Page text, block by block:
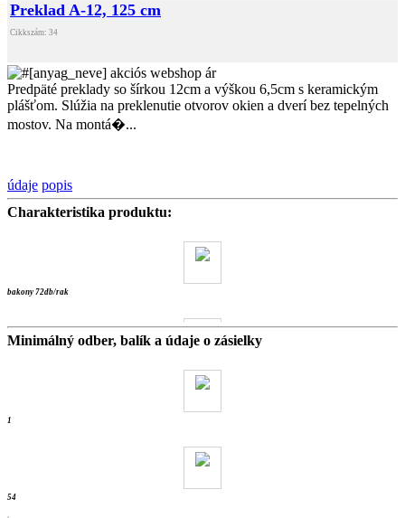
Preklad A-12, 125 cm
Cikkszám: 34
Predpäté preklady so šírkou 12cm a výškou 6,5cm s keramickým
plášťom. Slúžia na preklenutie otvorov okien a dverí bez tepelných
mostov. Na montá�...
údaje popis
Charakteristika produktu:
bakony 72db/rak
- ks / wienerb
Minimálný odber, balík a údaje o zásielky
1
54